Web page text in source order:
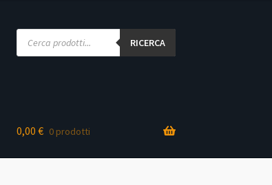
Products
search RICERCA
0,00 € 0 prodotti